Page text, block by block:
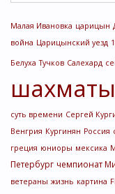
Малая Ивановка царицын
война Царицынский уезд
Белуха Тучков Салехард
шахматы
суть времени Сергей
Венгрия Кургинян Россия
греция юниоры мексика
Петербург чемпионат
ветераны жизнь картина